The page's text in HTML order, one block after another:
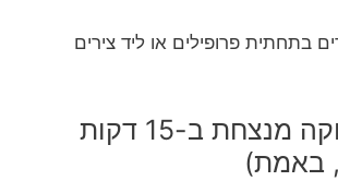
בתחתית פרופילים או ליד צירים
שגרת תחזוקה מנצחת ב-15 דקות
באמת)